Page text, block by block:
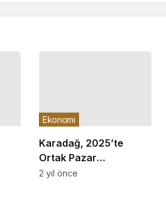
Karadağ, 2025’te
Ortak Pazar
Sözleşmesi’ne
Ekonomi
2 yıl önce